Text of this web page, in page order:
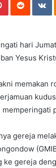
hari
Yesus
memakan
gereja
ke gereja